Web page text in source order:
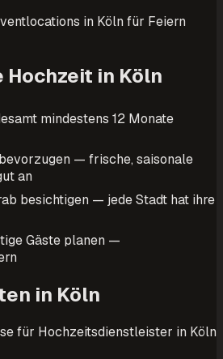
in Köln für Feiern
in Köln
mindestens 12 Monate
— frische, saisonale
an
besichtigen — jede Stadt hat ihre
Gäste planen —
in Köln
für Hochzeitsdienstleister in Köln